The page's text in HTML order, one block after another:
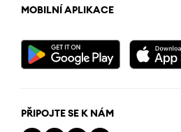
MOBILNÍ APLIKACE
PŘIPOJTE SE K NÁM